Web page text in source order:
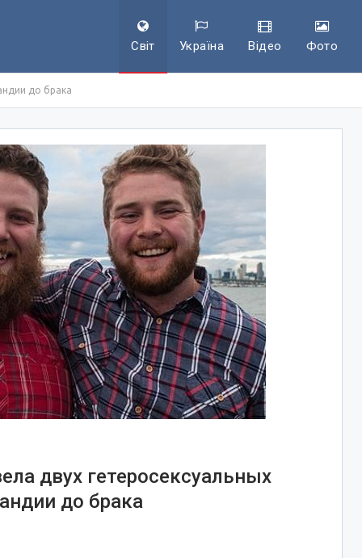
Світ Україна Відео Фото
до брака
двух гетеросексуальных
до брака